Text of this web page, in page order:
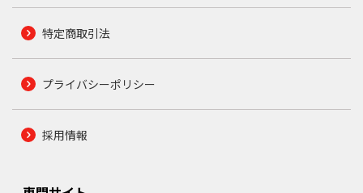
特定商取引法
プライバシーポリシー
採用情報